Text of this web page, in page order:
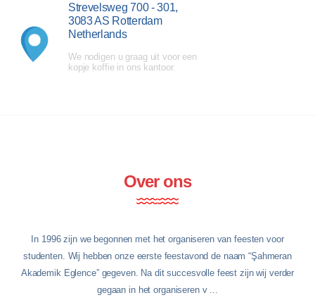
Strevelsweg 700 - 301,
3083 AS Rotterdam
Netherlands
We nodigen u graag uit voor een
kopje koffie in ons kantoor.
Over ons
In 1996 zijn we begonnen met het organiseren van feesten voor
studenten. Wij hebben onze eerste feestavond de naam “Şahmeran
Akademik Eglence” gegeven. Na dit succesvolle feest zijn wij verder
gegaan in het organiseren v ...